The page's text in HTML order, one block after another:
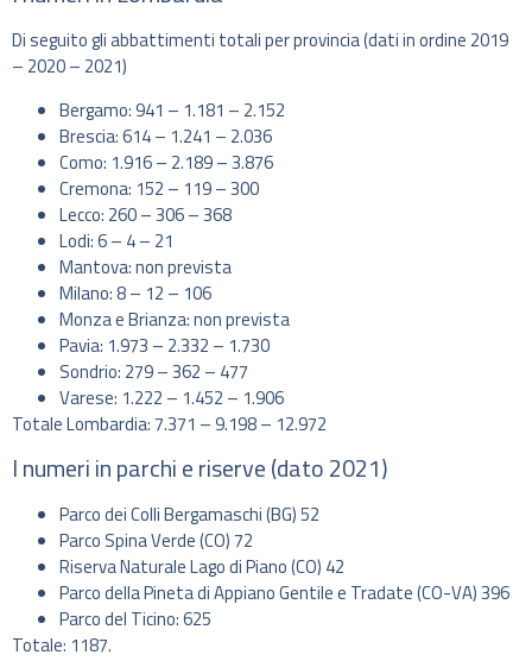
Di seguito gli abbattimenti totali per provincia (dati in ordine 2019
– 2020 – 2021)
Bergamo: 941 – 1.181 – 2.152
Brescia: 614 – 1.241 – 2.036
Como: 1.916 – 2.189 – 3.876
Cremona: 152 – 119 – 300
Lecco: 260 – 306 – 368
Lodi: 6 – 4 – 21
Mantova: non prevista
Milano: 8 – 12 – 106
Monza e Brianza: non prevista
Pavia: 1.973 – 2.332 – 1.730
Sondrio: 279 – 362 – 477
Varese: 1.222 – 1.452 – 1.906
Totale Lombardia: 7.371 – 9.198 – 12.972
I numeri in parchi e riserve (dato 2021)
Parco dei Colli Bergamaschi (BG) 52
Parco Spina Verde (CO) 72
Riserva Naturale Lago di Piano (CO) 42
Parco della Pineta di Appiano Gentile e Tradate (CO-VA) 396
Parco del Ticino: 625
Totale: 1187.